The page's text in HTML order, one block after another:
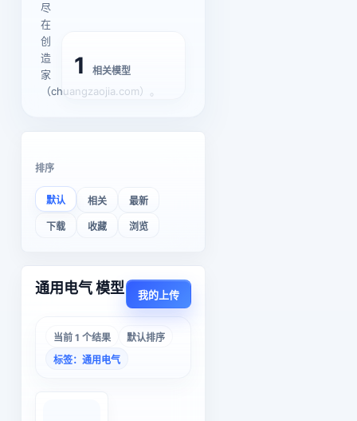
尽
在
创
造
家
（chuangzaojia.com）。
1 相关模型
排序
默认 相关 最新
下载 收藏 浏览
通用电气 模型 我的上传
当前 1 个结果
默认排序
标签：通用电气